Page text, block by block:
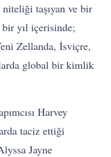
niteliği taşıyan ve bir
yıl içerisinde;
Zellanda, İsviçre,
global bir kimlik
Harvey
taciz ettiği
Jayne